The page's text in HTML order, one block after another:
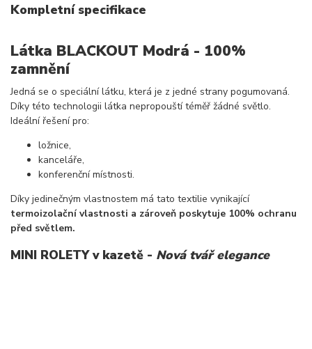
Kompletní specifikace
Látka BLACKOUT Modrá - 100%
zamnění
Jedná se o speciální látku, která je z jedné strany pogumovaná.
Díky této technologii látka nepropouští téměř žádné světlo.
Ideální řešení pro:
ložnice,
kanceláře,
konferenční místnosti.
Díky jedinečným vlastnostem má tato textilie vynikající
termoizolační vlastnosti a zároveň poskytuje 100% ochranu
před světlem.
MINI ROLETY v kazetě - Nová tvář elegance